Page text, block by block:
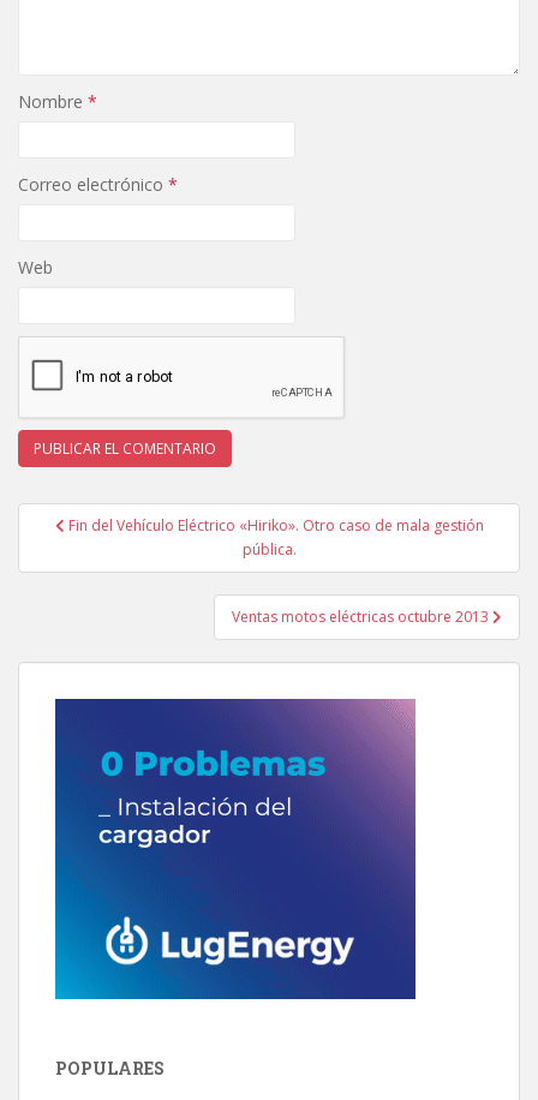
Nombre *
Correo electrónico *
Web
Navegación
entradas
Fin del Vehículo Eléctrico «Hiriko». Otro caso de mala gestión
pública.
Ventas motos eléctricas octubre 2013
POPULARES